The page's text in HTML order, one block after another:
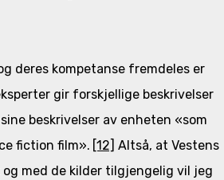
deres kompetanse fremdeles er
gir forskjellige beskrivelser
beskrivelser av enheten «som
fiction film». [12] Altså, at Vestens
med de kilder tilgjengelig vil jeg